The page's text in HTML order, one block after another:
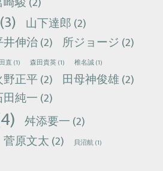
(3) 山下達郎(2)
井伸治(2) 所ジョージ(2)
直(1) 森田貴英(1) 椎名誠(1)
野正平(2) 田母神俊雄(2)
純一(2)
舛添要一(2)
菅原文太(2) 貝沼航(1)